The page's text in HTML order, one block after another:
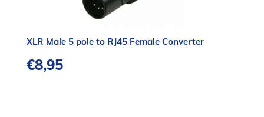
XLR Male 5 pole to RJ45 Female Converter
€8,95